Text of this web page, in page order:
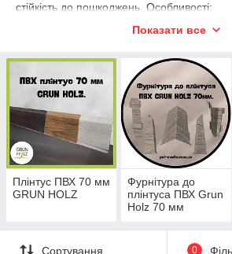
стійкість до пошкоджень. Особливості:
• Знімна лицьова панель: Полегшує
• Кабель-канал: Досить просторий для
• Гнучкість: Плінтус має хорошу
встановлювати його навіть на нерівних
• Вологостійкість: Підходить для
приміщенні.
Для тих, хто шукає надійний і зручний у
GRUN HOLZ 70 є відмінним вибором
функціональним характеристикам та
Показати все
Плінтус ПВХ 70 мм
GRUN HOLZ
Фурнітура до
плінтуса ПВХ Grun
Holz 70 мм
Сортування 0